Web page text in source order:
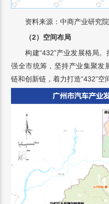
资料来源：中商产业研究
（2）空间布局
构建“432”产业发展格局
强全市统筹，坚持产业集聚发
链和创新链，着力打造“432”空